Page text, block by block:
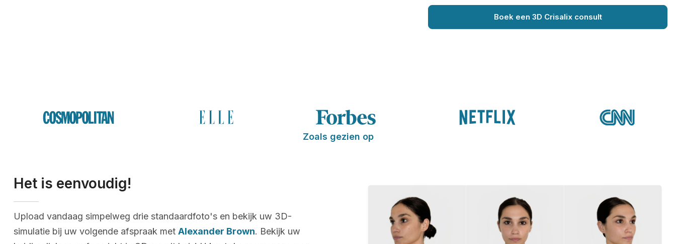
Boek een 3D Crisalix consult
Zoals gezien op
Het is eenvoudig!
Upload vandaag simpelweg drie standaardfoto's en bekijk uw 3D-
simulatie bij uw volgende afspraak met Alexander Brown. Bekijk uw